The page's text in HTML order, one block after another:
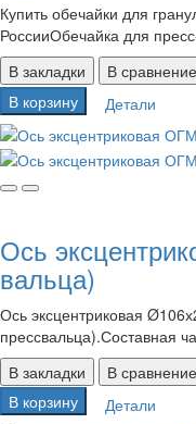
Купить обечайки для
РоссииОбечайка для
В закладки
В сравнение
В корзину
Детали
Ось
вальца)
Ось эксцентриковая
прессвальца).Составная
В закладки
В сравнение
В корзину
Детали